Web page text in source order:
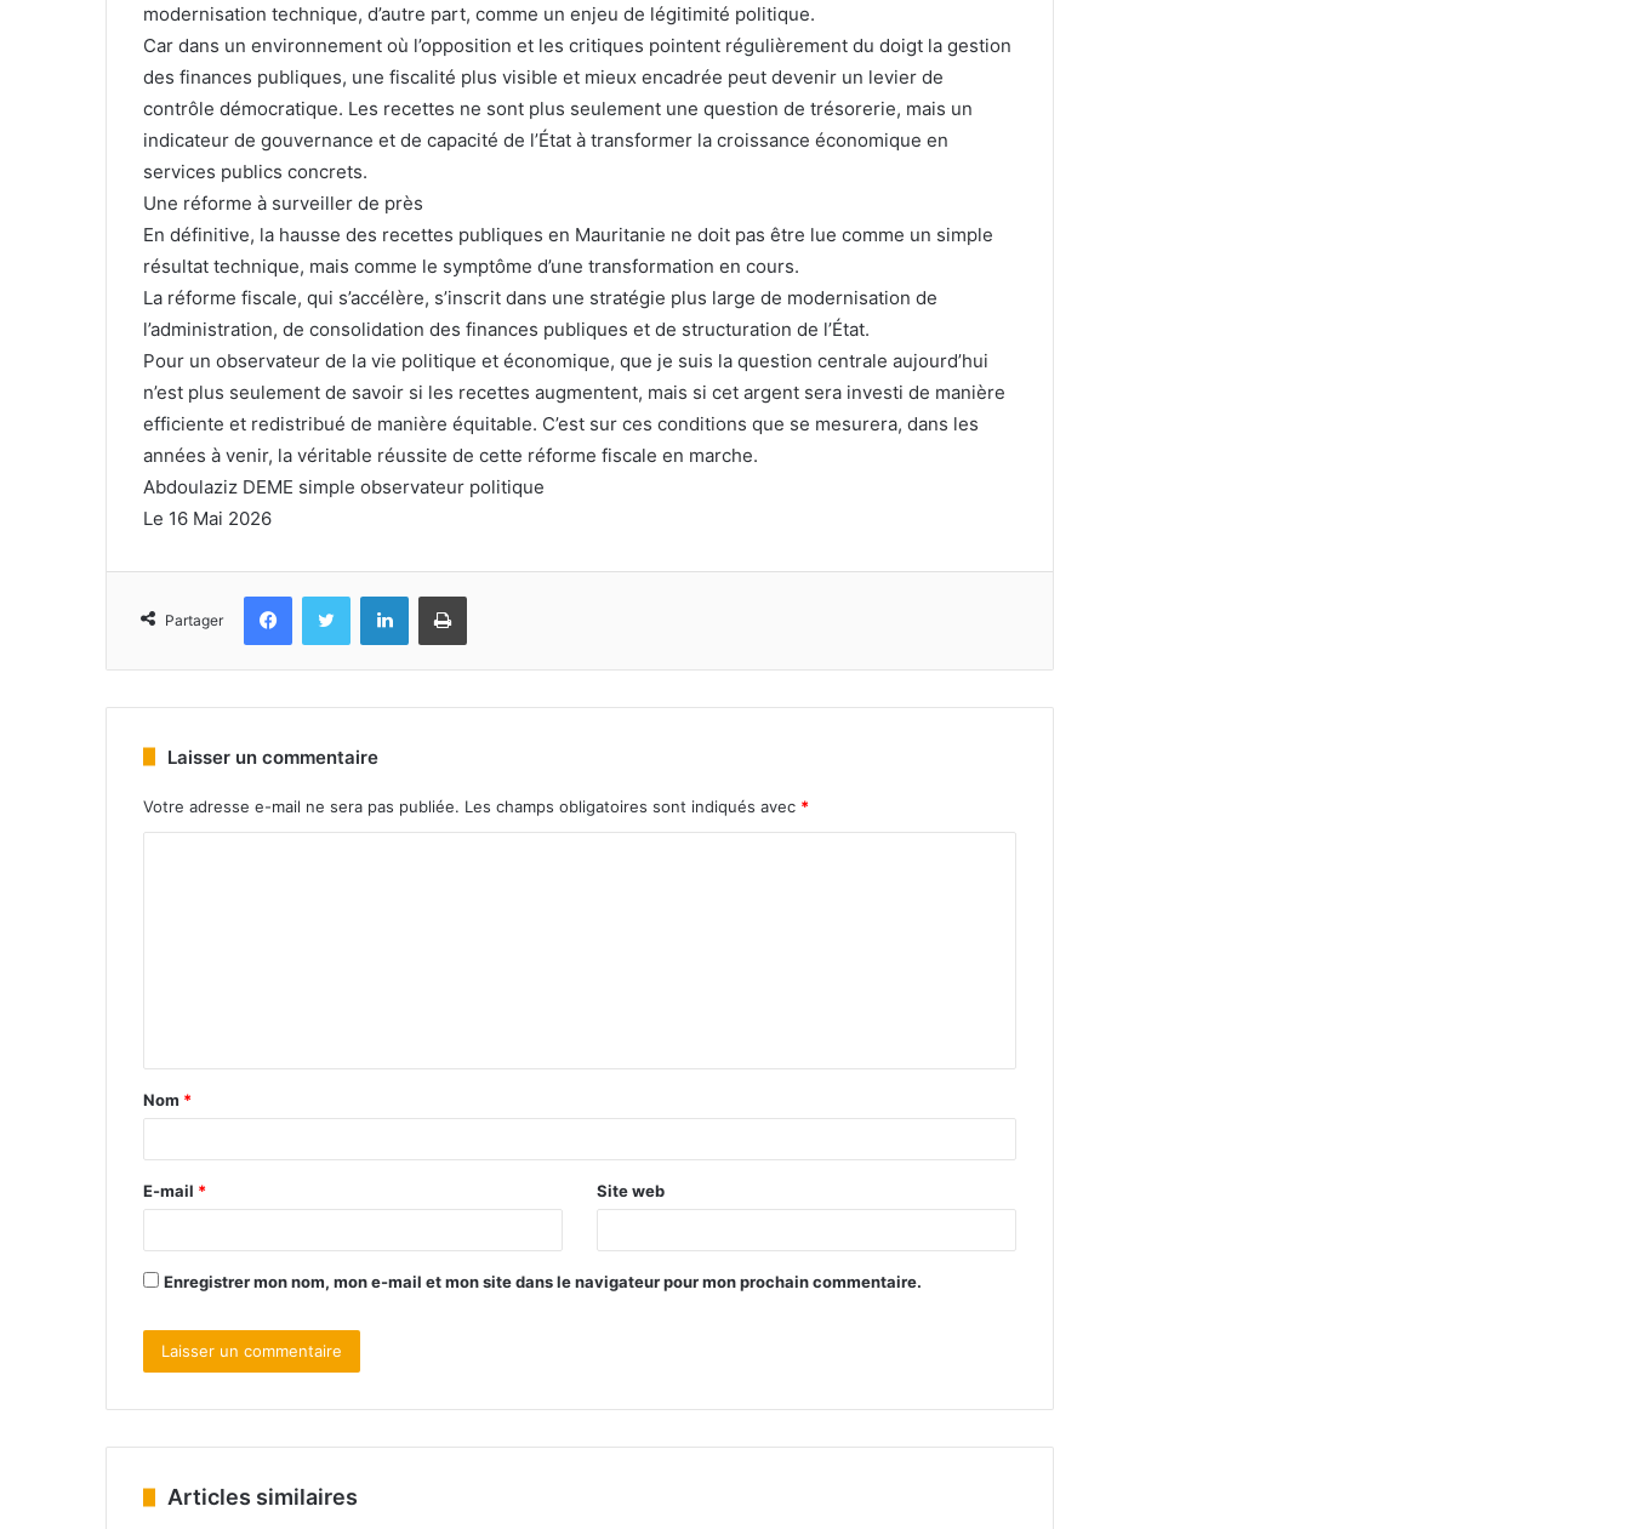
modernisation technique, d’autre part, comme un enjeu de légitimité politique.
Car dans un environnement où l’opposition et les critiques pointent régulièrement du doigt la gestion
des finances publiques, une fiscalité plus visible et mieux encadrée peut devenir un levier de
contrôle démocratique. Les recettes ne sont plus seulement une question de trésorerie, mais un
indicateur de gouvernance et de capacité de l’État à transformer la croissance économique en
services publics concrets.
Une réforme à surveiller de près
En définitive, la hausse des recettes publiques en Mauritanie ne doit pas être lue comme un simple
résultat technique, mais comme le symptôme d’une transformation en cours.
La réforme fiscale, qui s’accélère, s’inscrit dans une stratégie plus large de modernisation de
l’administration, de consolidation des finances publiques et de structuration de l’État.
Pour un observateur de la vie politique et économique, que je suis la question centrale aujourd’hui
n’est plus seulement de savoir si les recettes augmentent, mais si cet argent sera investi de manière
efficiente et redistribué de manière équitable. C’est sur ces conditions que se mesurera, dans les
années à venir, la véritable réussite de cette réforme fiscale en marche.
Abdoulaziz DEME simple observateur politique
Le 16 Mai 2026
Partager
FacebookTwitter LinkedinImprimer
Laisser un commentaire
Votre adresse e-mail ne sera pas publiée. Les champs obligatoires sont indiqués avec *
Nom *
E-mail * Site web
Enregistrer mon nom, mon e-mail et mon site dans le navigateur pour mon prochain commentaire.
Articles similaires